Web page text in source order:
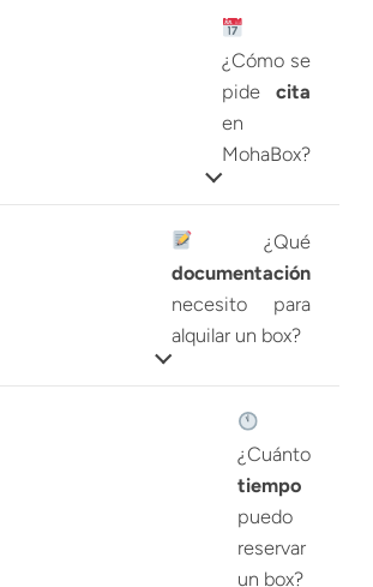
¿Cómo se
pide cita
en
MohaBox?
¿Qué
documentación
necesito para
alquilar un box?
¿Cuánto
tiempo
puedo
reservar
un box?